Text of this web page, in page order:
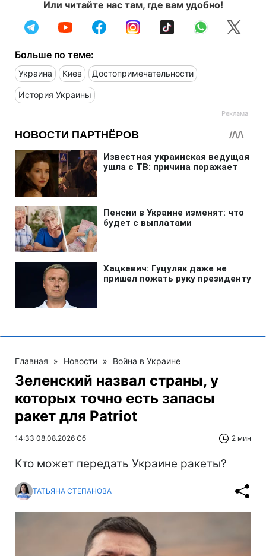
Или читайте нас там, где вам удобно!
Больше по теме:
Украина Киев Достопримечательности
История Украины
Главная » Новости » Война в Украине
Зеленский назвал страны, у
которых точно есть запасы
ракет для Patriot
14:33 08.08.2026 Сб 2 мин
Кто может передать Украине ракеты?
ТАТЬЯНА СТЕПАНОВА